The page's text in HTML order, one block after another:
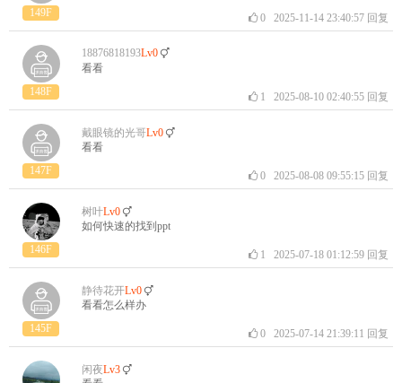
149F 02025-11-14 23:40:57 回复
148F
18876818193Lv0
看看
1 2025-08-10 02:40:55 回复
147F
戴眼镜的光哥Lv0
看看
02025-08-08 09:55:15 回复
146F
树叶Lv0
如何快速的找到ppt
1 2025-07-18 01:12:59 回复
145F
静待花开Lv0
看看怎么样办
02025-07-14 21:39:11 回复
闲夜Lv3